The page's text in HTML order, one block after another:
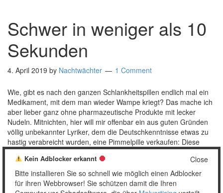
Schwer in weniger als 10
Sekunden
4. April 2019 by Nachtwächter 1 Comment
Wie, gibt es nach den ganzen Schlankheitspillen endlich mal ein
Medikament, mit dem man wieder Wampe kriegt? Das mache ich
aber lieber ganz ohne pharmazeutische Produkte mit lecker
Nudeln. Mitnichten, hier will mir offenbar ein aus guten Gründen
völlig unbekannter Lyriker, dem die Deutschkenntnisse etwas zu
hastig verabreicht wurden, eine Pimmelpille verkaufen: Diese
Frauen werden …[Read more…]
Posted in:Mail,Sprachkrank Tagged:Click here,Dada,
Pimmelpillen,Quacksalberei,Screenshot,Spamprosa
Close
Kein Adblocker erkannt
Bitte installieren Sie so schnell wie möglich einen Adblocker
für ihren Webbrowser! Sie schützen damit die Ihren